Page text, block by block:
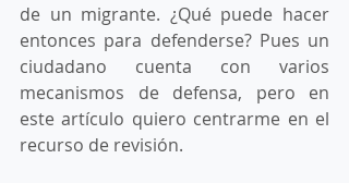
de un migrante. ¿Qué puede hacer
entonces para defenderse? Pues un
ciudadano cuenta con varios
mecanismos de defensa, pero en
este artículo quiero centrarme en el
recurso de revisión.